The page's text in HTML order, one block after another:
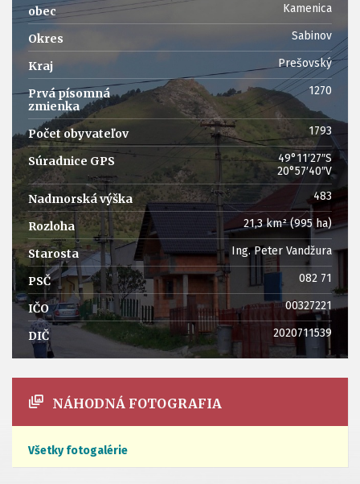
obec Kamenica
Okres Sabinov
Kraj Prešovský
Prvá písomná
zmienka
1270
Počet obyvateľov 1793
Súradnice GPS
49°11′27″S
20°57′40″V
Nadmorská výška ‎483
Rozloha ‎21,3 km² (995 ha)
Starosta Ing. Peter Vandžura
PSČ 082 71
IČO 00327221
DIČ 2020711539
NÁHODNÁ FOTOGRAFIA
Všetky fotogalérie